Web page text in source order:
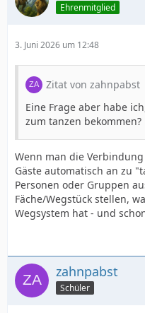
Ehrenmitglied
3. Juni 2026 um 12:48
Zitat von zahnpabst
Eine Frage aber habe
zum tanzen bekommen?
Wenn man die
Gäste automatisch an zu
Personen oder Gruppen
Fäche/Wegstück stellen,
Wegsystem hat - und
zahnpabst
Schüler